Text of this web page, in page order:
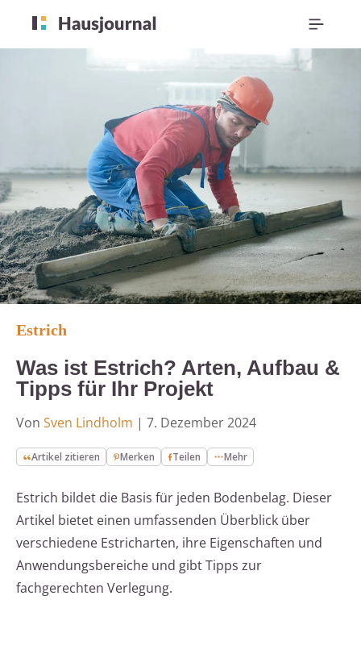
Estrich
Was ist Estrich? Arten, Aufbau &
Tipps für Ihr Projekt
Von Sven Lindholm | 7. Dezember 2024
Artikel zitieren Merken Teilen Mehr
Estrich bildet die Basis für jeden Bodenbelag. Dieser
Artikel bietet einen umfassenden Überblick über
verschiedene Estricharten, ihre Eigenschaften und
Anwendungsbereiche und gibt Tipps zur
fachgerechten Verlegung.